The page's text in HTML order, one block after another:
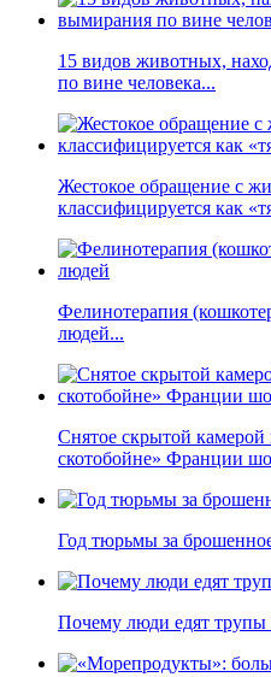
15 видов животных,
по вине человека...
Жестокое обращение с
классифицируется как
Фелинотерапия
людей...
Снятое скрытой
скотобойне» Франции
Год тюрьмы за
Почему люди едят